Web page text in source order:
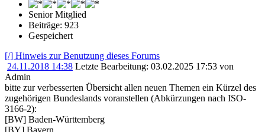
Senior Mitglied
Beiträge: 923
Gespeichert
[/] Hinweis zur Benutzung dieses Forums
24.11.2018 14:38 Letzte Bearbeitung: 03.02.2025 17:53 von
Admin
bitte zur verbesserten Übersicht allen neuen Themen ein Kürzel des
zugehörigen Bundeslands voranstellen (Abkürzungen nach ISO-
3166-2):
[BW] Baden-Württemberg